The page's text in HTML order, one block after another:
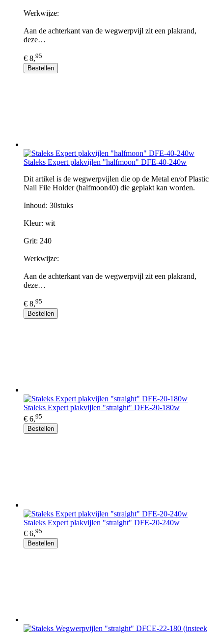
Werkwijze:
Aan de achterkant van de wegwerpvijl zit een plakrand,
deze…
€ 8,95
Bestellen
Staleks Expert plakvijlen "halfmoon" DFE-40-240w
Dit artikel is de wegwerpvijlen die op de Metal en/of Plastic
Nail File Holder (halfmoon40) die geplakt kan worden.
Inhoud: 30stuks
Kleur: wit
Grit: 240
Werkwijze:
Aan de achterkant van de wegwerpvijl zit een plakrand,
deze…
€ 8,95
Bestellen
Staleks Expert plakvijlen "straight" DFE-20-180w
€ 6,95
Bestellen
Staleks Expert plakvijlen "straight" DFE-20-240w
€ 6,95
Bestellen